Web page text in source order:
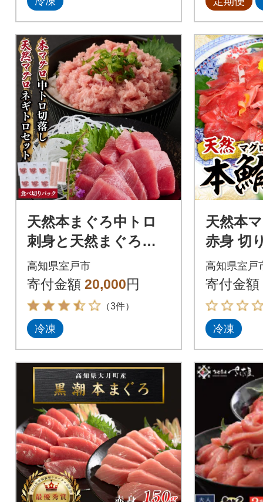
天然本まぐろ中トロ
刺身と天然まぐろネ
ギトロセット
高知県室戸市
寄付金額 20,000円
（3件）
冷凍
天然本
赤身 切
小分け
ク)
高知県室戸
寄付金額
冷凍